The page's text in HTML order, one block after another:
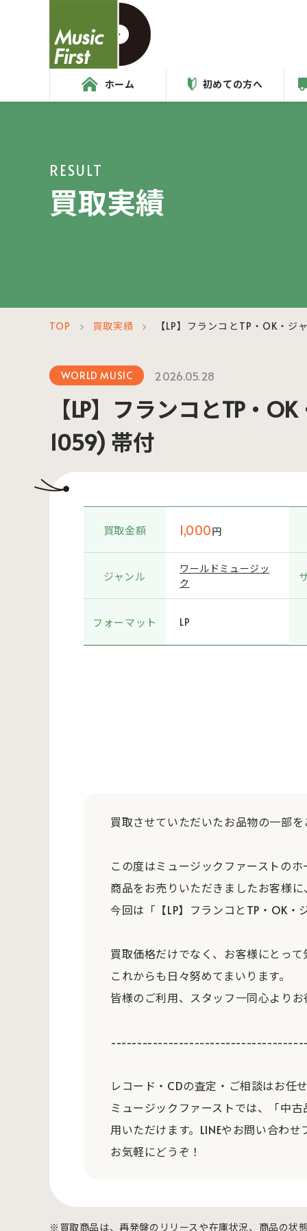
ホーム 初めての方へ
RESULT
買取実績
TOP ＞ 買取実績 ＞ 【LP】フランコとTP・OK・
WORLD MUSIC 2026.05.28
【LP】フランコとTP・
1059) 帯付
買取金額 1,000円
ジャンル
ワールドミュージッ
ク
フォーマット LP
買取させていただいたお品物の一部
この度はミュージックファーストの
商品をお売りいただきましたお客様
今回は「【LP】フランコとTP・OK
買取価格だけでなく、お客様にとっ
これからも日々努めてまいります。
皆様のご利用、スタッフ一同心より
レコード・CDの査定・ご相談はお任
ミュージックファーストでは、「中
用いただけます。LINEやお問い合わ
お気軽にどうぞ！
※買取商品は、再発盤のリリースや在庫状況、商品の状